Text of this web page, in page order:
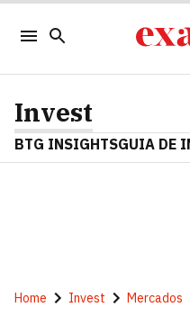
Invest
BTG INSIGHTSGUIA DE
Home Invest Mercados